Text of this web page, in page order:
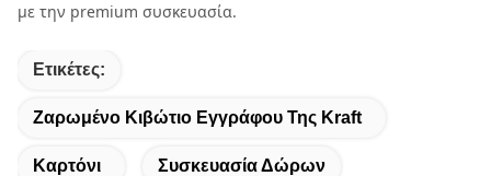
με την premium συσκευασία.
Ετικέτες:
Ζαρωμένο Κιβώτιο Εγγράφου Της Kraft
Καρτόνι Συσκευασία Δώρων